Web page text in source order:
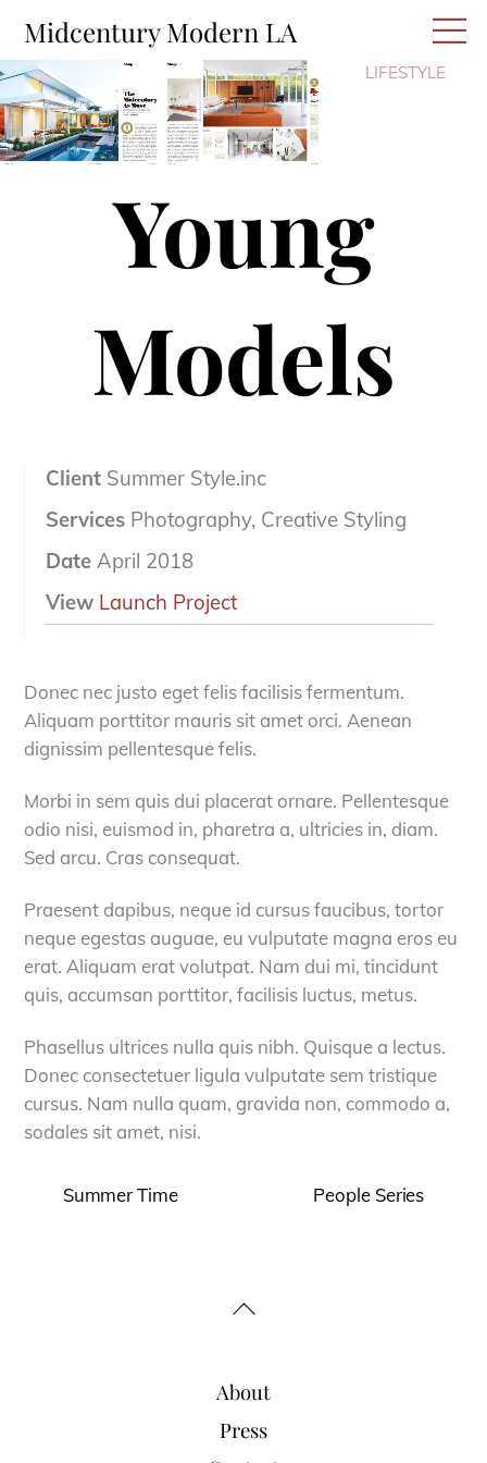
content
Midcentury Modern LA
LIFESTYLE
Young
Models
ClientSummer Style.inc
ServicesPhotography, Creative Styling
DateApril 2018
View Launch Project
Donec nec justo eget felis facilisis fermentum.
Aliquam porttitor mauris sit amet orci. Aenean
dignissim pellentesque felis.
Morbi in sem quis dui placerat ornare. Pellentesque
odio nisi, euismod in, pharetra a, ultricies in, diam.
Sed arcu. Cras consequat.
Praesent dapibus, neque id cursus faucibus, tortor
neque egestas auguae, eu vulputate magna eros eu
erat. Aliquam erat volutpat. Nam dui mi, tincidunt
quis, accumsan porttitor, facilisis luctus, metus.
Phasellus ultrices nulla quis nibh. Quisque a lectus.
Donec consectetuer ligula vulputate sem tristique
cursus. Nam nulla quam, gravida non, commodo a,
sodales sit amet, nisi.
Summer Time People Series
Back
About
Press